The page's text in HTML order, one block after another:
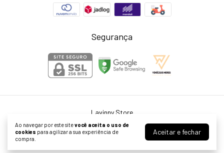
Ao navegar por este sitevocê aceita o uso de
cookies para agilizar a sua experiência de
compra.
Aceitar e fechar
Segurança
Lavinny Store
©2026. Larissa Neris Cardoso Agostini ME - 39999976000155. Todos os
direitos reservados.